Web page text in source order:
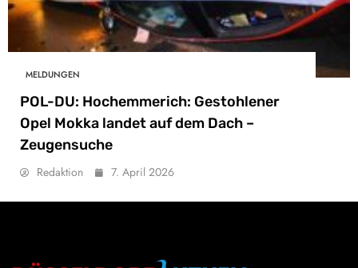
MELDUNGEN
POL-DU: Hochemmerich: Gestohlener
Opel Mokka landet auf dem Dach –
Zeugensuche
Redaktion 7. April 2026